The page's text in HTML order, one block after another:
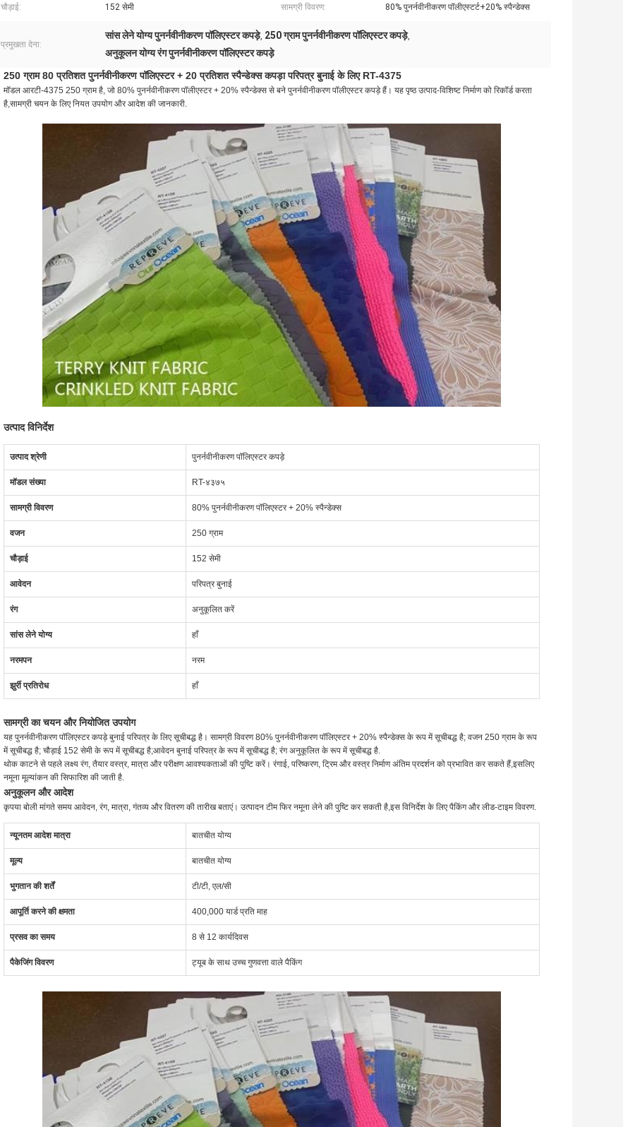
चौड़ाई: 152 सेमी सामग्री विवरण: 80% पुनर्नवीनीकरण पॉलीएस्टर्ट+20% स्पैन्डेक्स
प्रमुखता देना:
सांस लेने योग्य पुनर्नवीनीकरण पॉलिएस्टर कपड़े, 250 ग्राम पुनर्नवीनीकरण पॉलिएस्टर कपड़े,
अनुकूलन योग्य रंग पुनर्नवीनीकरण पॉलिएस्टर कपड़े
250 ग्राम 80 प्रतिशत पुनर्नवीनीकरण पॉलिएस्टर + 20 प्रतिशत स्पैन्डेक्स कपड़ा परिपत्र बुनाई के लिए RT-4375
मॉडल आरटी-4375 250 ग्राम है, जो 80% पुनर्नवीनीकरण पॉलीएस्टर + 20% स्पैन्डेक्स से बने पुनर्नवीनीकरण पॉलीएस्टर कपड़े हैं। यह पृष्ठ उत्पाद-विशिष्ट निर्माण को रिकॉर्ड करता
है,सामग्री चयन के लिए नियत उपयोग और आदेश की जानकारी.
उत्पाद विनिर्देश
उत्पाद श्रेणी पुनर्नवीनीकरण पॉलिएस्टर कपड़े
मॉडल संख्या RT-४३७५
सामग्री विवरण 80% पुनर्नवीनीकरण पॉलिएस्टर + 20% स्पैन्डेक्स
वजन 250 ग्राम
चौड़ाई 152 सेमी
आवेदन परिपत्र बुनाई
रंग अनुकूलित करें
सांस लेने योग्य हाँ
नरमपन नरम
झुर्री प्रतिरोध हाँ
सामग्री का चयन और नियोजित उपयोग
यह पुनर्नवीनीकरण पॉलिएस्टर कपड़े बुनाई परिपत्र के लिए सूचीबद्ध है। सामग्री विवरण 80% पुनर्नवीनीकरण पॉलिएस्टर + 20% स्पैन्डेक्स के रूप में सूचीबद्ध है; वजन 250 ग्राम के रूप
में सूचीबद्ध है; चौड़ाई 152 सेमी के रूप में सूचीबद्ध है;आवेदन बुनाई परिपत्र के रूप में सूचीबद्ध है; रंग अनुकूलित के रूप में सूचीबद्ध है.
थोक काटने से पहले लक्ष्य रंग, तैयार वस्त्र, मात्रा और परीक्षण आवश्यकताओं की पुष्टि करें। रंगाई, परिष्करण, ट्रिम और वस्त्र निर्माण अंतिम प्रदर्शन को प्रभावित कर सकते हैं,इसलिए
नमूना मूल्यांकन की सिफारिश की जाती है.
अनुकूलन और आदेश
कृपया बोली मांगते समय आवेदन, रंग, मात्रा, गंतव्य और वितरण की तारीख बताएं। उत्पादन टीम फिर नमूना लेने की पुष्टि कर सकती है,इस विनिर्देश के लिए पैकिंग और लीड-टाइम विवरण.
न्यूनतम आदेश मात्रा बातचीत योग्य
मूल्य बातचीत योग्य
भुगतान की शर्तें टी/टी, एल/सी
आपूर्ति करने की क्षमता 400,000 यार्ड प्रति माह
प्रसव का समय 8 से 12 कार्यदिवस
पैकेजिंग विवरण ट्यूब के साथ उच्च गुणवत्ता वाले पैकिंग